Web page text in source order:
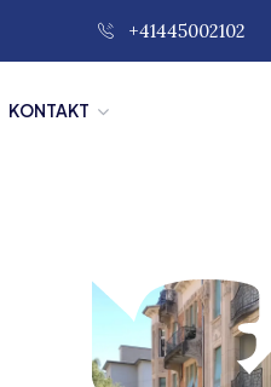
+41445002102
KONTAKT